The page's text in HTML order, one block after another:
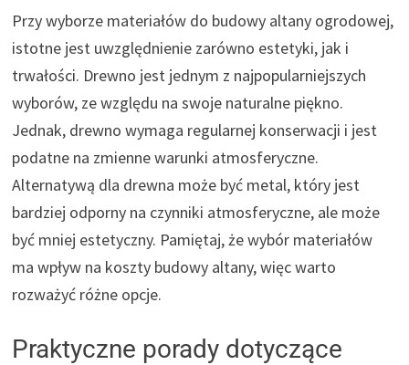
Przy wyborze materiałów do budowy altany ogrodowej,
istotne jest uwzględnienie zarówno estetyki, jak i
trwałości. Drewno jest jednym z najpopularniejszych
wyborów, ze względu na swoje naturalne piękno.
Jednak, drewno wymaga regularnej konserwacji i jest
podatne na zmienne warunki atmosferyczne.
Alternatywą dla drewna może być metal, który jest
bardziej odporny na czynniki atmosferyczne, ale może
być mniej estetyczny. Pamiętaj, że wybór materiałów
ma wpływ na koszty budowy altany, więc warto
rozważyć różne opcje.
Praktyczne porady dotyczące